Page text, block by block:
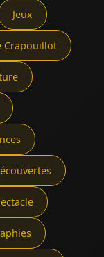
Jeux
Crapouillot